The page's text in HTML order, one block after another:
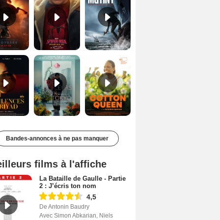
Les Silences de Riyad Bande-annonce VO STFR Cotton Queen Bande-annonce VO STFR
Bandes-annonces à ne pas manquer
films à l'affiche
La Bataille de Gaulle - Partie
2 : J’écris ton nom
4,5
De Antonin Baudry
Avec Simon Abkarian, Niels